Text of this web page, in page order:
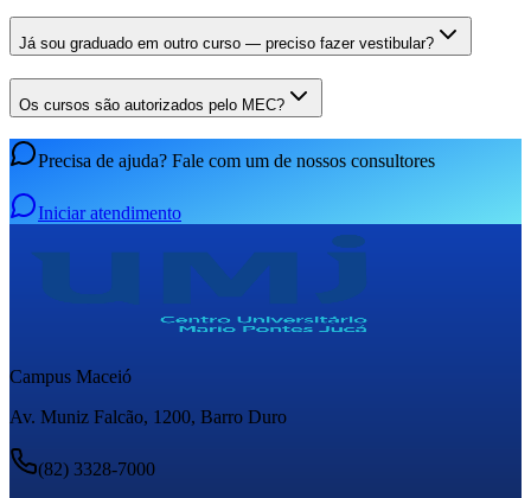
Já sou graduado em outro curso — preciso fazer vestibular?
Os cursos são autorizados pelo MEC?
Precisa de ajuda? Fale com um de nossos consultores
Iniciar atendimento
Campus Maceió
Av. Muniz Falcão, 1200, Barro Duro
(82) 3328-7000